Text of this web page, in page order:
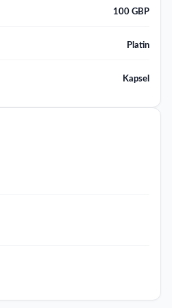
100 GBP
Platin
Kapsel